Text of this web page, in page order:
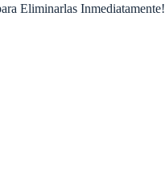
Eliminarlas Inmediatamente!